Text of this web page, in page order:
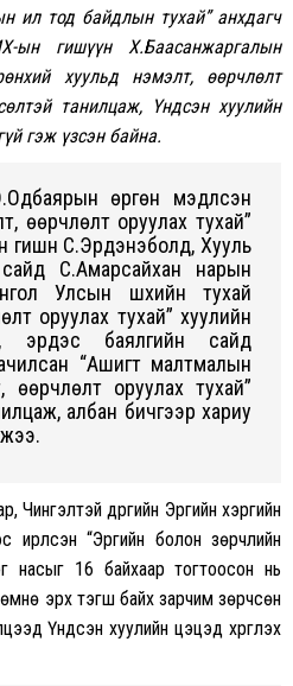
ил тод байдлын тухай” анхдагч
ын гишүүн Х.Баасанжаргалын
хуульд нэмэлт, өөрчлөлт
танилцаж, Үндсэн хуулийн
гэж үзсэн байна.
өргөн мэдүүлсэн
өөрчлөлт оруулах тухай”
С.Эрдэнэболд, Хууль
С.Амарсайхан нарын
Улсын шүүхийн тухай
оруулах тухай” хуулийн
эрдэс баялгийн сайд
“Ашигт малтмалын
өөрчлөлт оруулах тухай”
албан бичгээр хариу
Чингэлтэй дүүргийн Эрүүгийн хэргийн
“Эрүүгийн болон зөрчлийн
насыг 16 байхаар тогтоосон нь
өмнө эрх тэгш байх зарчим зөрчсөн
Үндсэн хуулийн цэцэд хүргүүлэх